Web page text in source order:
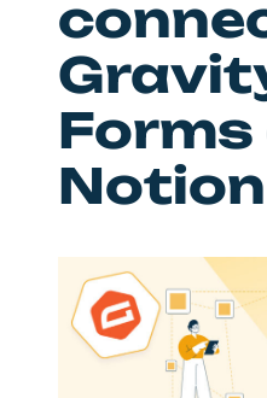
Forms
Notion